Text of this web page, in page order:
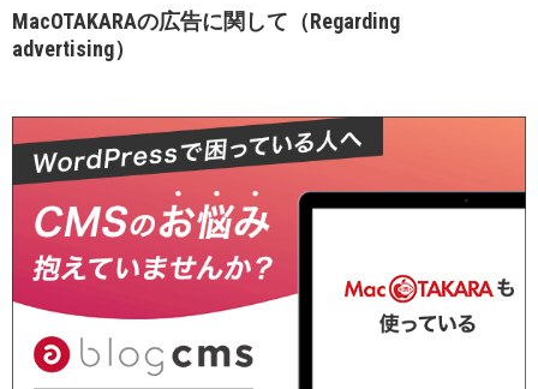
MacOTAKARAの広告に関して（Regarding
advertising）